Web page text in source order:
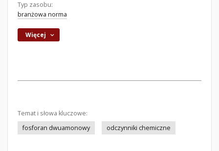
Typ zasobu:
branżowa norma
Więcej
Temat i słowa kluczowe:
fosforan dwuamonowy
odczynniki chemiczne